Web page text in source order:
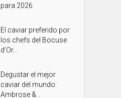
para 2026
El caviar preferido por
los chefs del Bocuse
d’Or...
Degustar el mejor
caviar del mundo:
Ambrose &...